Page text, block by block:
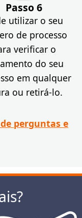
Passo 6
utilizar o seu
de processo
verificar o
do seu
em qualquer
ou retirá-lo.
perguntas e